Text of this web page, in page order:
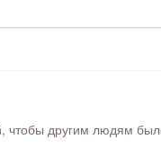
другим людям